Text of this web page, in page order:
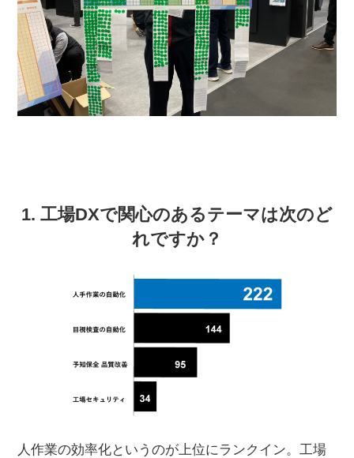
1. 工場DXで関心のあるテーマは次のど
れですか？
人作業の効率化というのが上位にランクイン。工場